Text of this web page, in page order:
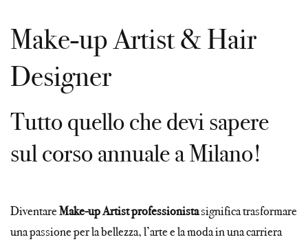
Make-up Artist & Hair
Designer
Tutto quello che devi sapere
sul corso annuale a Milano!
DiventareMake-up Artist professionistasignifica trasformare
una passione per la bellezza, l’arte e la moda in una carriera